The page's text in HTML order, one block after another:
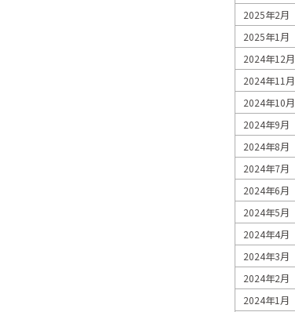
2025年2月
2025年1月
2024年12月
2024年11月
2024年10月
2024年9月
2024年8月
2024年7月
2024年6月
2024年5月
2024年4月
2024年3月
2024年2月
2024年1月